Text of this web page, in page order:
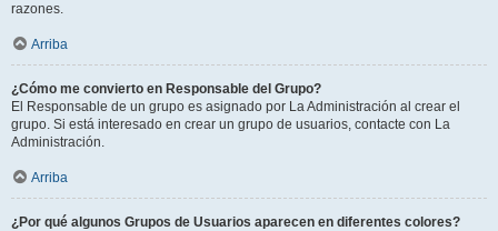
razones.
Arriba
¿Cómo me convierto en Responsable del Grupo?
El Responsable de un grupo es asignado por La Administración al crear el
grupo. Si está interesado en crear un grupo de usuarios, contacte con La
Administración.
Arriba
¿Por qué algunos Grupos de Usuarios aparecen en diferentes colores?